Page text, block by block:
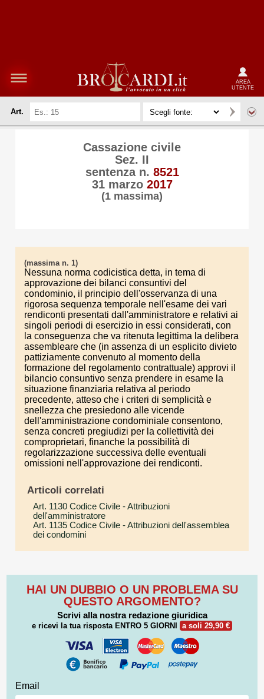
AREA
UTENTE
Art.
Cassazione civile
Sez. II
sentenza n. 8521
31 marzo 2017
(1 massima)
(massima n. 1)
Nessuna norma codicistica detta, in tema di
approvazione dei bilanci consuntivi del
condominio, il principio dell'osservanza di una
rigorosa sequenza temporale nell'esame dei vari
rendiconti presentati dall'amministratore e relativi ai
singoli periodi di esercizio in essi considerati, con
la conseguenza che va ritenuta legittima la delibera
assembleare che (in assenza di un esplicito divieto
pattiziamente convenuto al momento della
formazione del regolamento contrattuale) approvi il
bilancio consuntivo senza prendere in esame la
situazione finanziaria relativa al periodo
precedente, atteso che i criteri di semplicità e
snellezza che presiedono alle vicende
dell'amministrazione condominiale consentono,
senza concreti pregiudizi per la collettività dei
comproprietari, finanche la possibilità di
regolarizzazione successiva delle eventuali
omissioni nell'approvazione dei rendiconti.
Articoli correlati
Art. 1130 Codice Civile - Attribuzioni
dell'amministratore
Art. 1135 Codice Civile - Attribuzioni dell'assemblea
dei condomini
HAI UN DUBBIO O UN PROBLEMA SU
QUESTO ARGOMENTO?
Scrivi alla nostra redazione giuridica
e ricevi la tua risposta ENTRO 5 GIORNI a soli 29,90 €
Email